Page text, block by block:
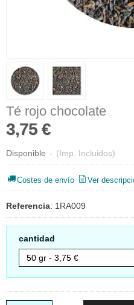
Té rojo chocolate
3,75 €
Disponible - (Imp. Incluidos)
Costes de envío Ver
Referencia: 1RA009
cantidad